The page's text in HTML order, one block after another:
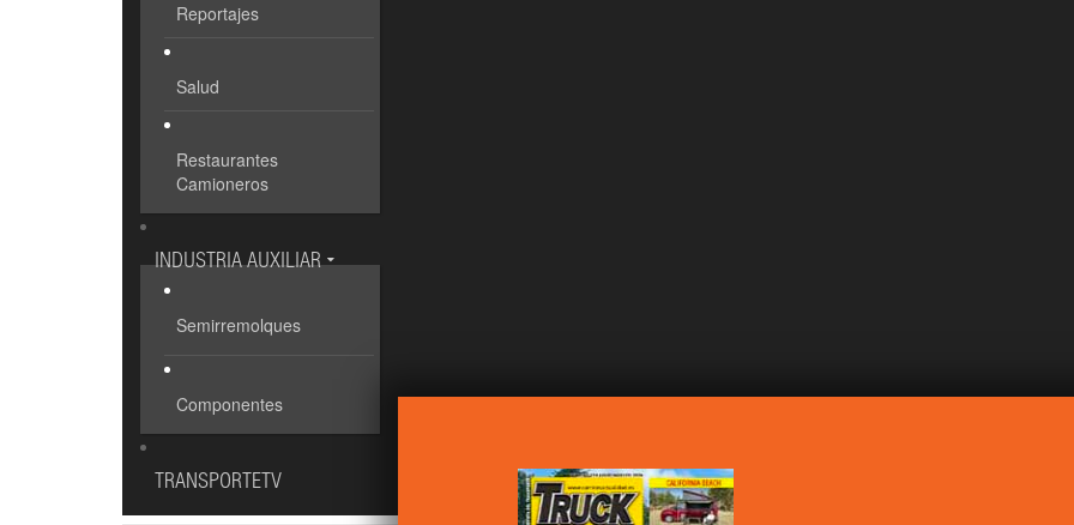
Reportajes
Salud
Restaurantes
Camioneros
INDUSTRIA AUXILIAR
Semirremolques
Componentes
TRANSPORTETV